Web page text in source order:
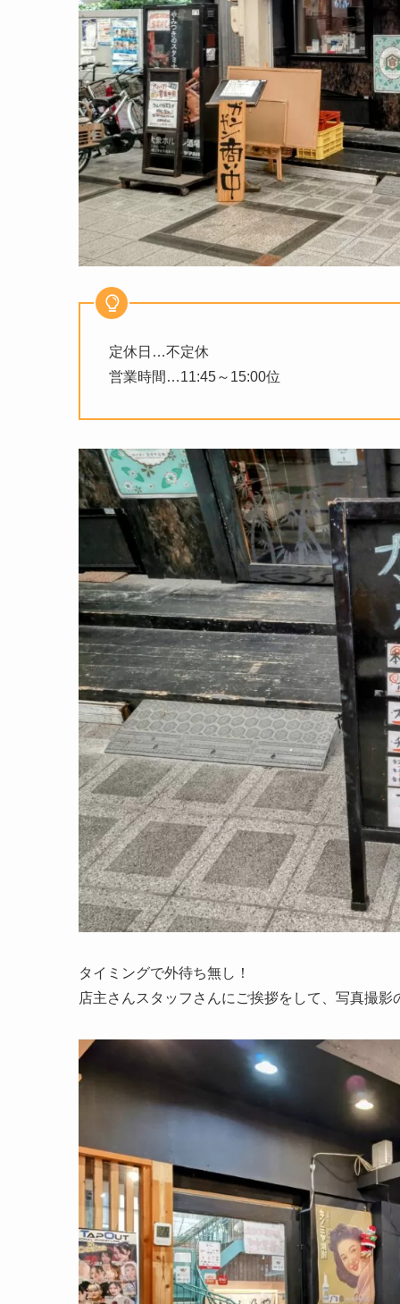
定休日…不定休
営業時間…11:45～15:00位
タイミングで外待ち無し！
店主さんスタッフさんにご挨拶をして、写真撮